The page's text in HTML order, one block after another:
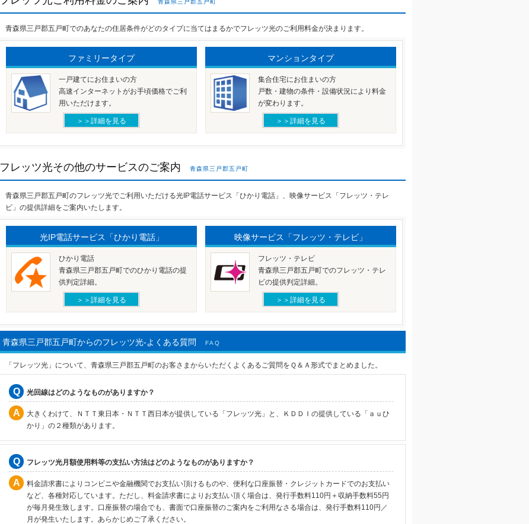
青森県三戸郡五戸町
青森県三戸郡五戸町でのあなたの住居条件がどのタイプに当てはまるかでフレッツ光のご利用料金が決まります。
ファミリータイプ
一戸建てにお住まいの方
高速インターネットがお手頃価格でご利
用いただけます。
＞＞詳細を見る
マンションタイプ
集合住宅にお住まいの方
戸数・建物の条件・設備状況により料金
が変わります。
＞＞詳細を見る
フレッツ光その他のサービスのご案内 青森県三戸郡五戸町
青森県三戸郡五戸町のフレッツ光でご利用いただける光IP電話サービス「ひかり電話」、映像サービス「フレッツ・テレ
ビ」の提供詳細をご案内いたします。
光IP電話サービス「ひかり電話」
ひかり電話
青森県三戸郡五戸町でのひかり電話の提
供判定詳細。
＞＞詳細を見る
映像サービス「フレッツ・テレビ」
フレッツ・テレビ
青森県三戸郡五戸町でのフレッツ・テレ
ビの提供判定詳細。
＞＞詳細を見る
青森県三戸郡五戸町からのフレッツ光-よくある質問 FAQ
「フレッツ光」について、青森県三戸郡五戸町のお客さまからいただくよくあるご質問をＱ＆Ａ形式でまとめました。
光回線はどのようなものがありますか？
大きくわけて、ＮＴＴ東日本・ＮＴＴ西日本が提供している「フレッツ光」と、ＫＤＤＩの提供している「ａｕひ
かり」の２種類があります。
フレッツ光月額使用料等の支払い方法はどのようなものがありますか？
料金請求書によりコンビニや金融機関でお支払い頂けるものや、便利な口座振替・クレジットカードでのお支払い
など、各種対応しています。ただし、料金請求書によりお支払い頂く場合は、発行手数料110円＋収納手数料55円
が毎月発生致します。口座振替の場合でも、書面で口座振替のご案内をご利用なさる場合は、発行手数料110円／
月が発生いたします。あらかじめご了承ください。